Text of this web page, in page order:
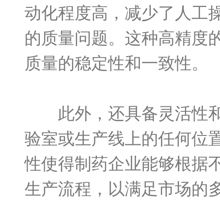
动化程度高，减少了人工
的质量问题。这种高精度
质量的稳定性和一致性。
此外，还具备灵活性和
验室或生产线上的任何位
性使得制药企业能够根据
生产流程，以满足市场的